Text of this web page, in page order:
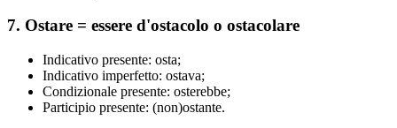
7. Ostare = essere d'ostacolo o ostacolare
Indicativo presente: osta;
Indicativo imperfetto: ostava;
Condizionale presente: osterebbe;
Participio presente: (non)ostante.